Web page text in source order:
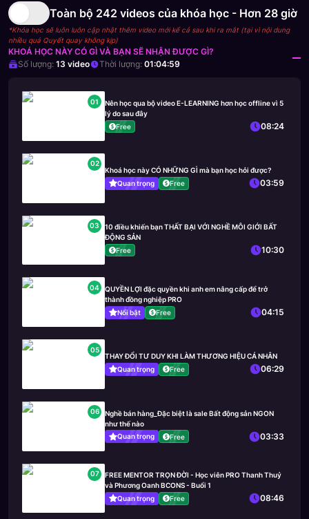
Toàn bộ 242 videos của khóa học - Hơn 28 giờ
*Khóa học sẽ luôn luôn cập nhật thêm video mới kể cả sau khi ra mắt (tại vì nội dung
nhiều quá Quyết quay không kịp)
KHOÁ HỌC NÀY CÓ GÌ VÀ BẠN SẼ NHẬN ĐƯỢC GÌ?
Số lượng: 13 video Thời lượng: 01:04:59
01
Nên học qua bộ video E-LEARNING hơn học offline vì 5
lý do sau đây
Free
08:24
02
Khoá học này CÓ NHỮNG GÌ mà bạn học hỏi được?
Quan trọng
Free 03:59
03
10 điều khiến bạn THẤT BẠI VỚI NGHỀ MÔI GIỚI BẤT
ĐỘNG SẢN
Free
10:30
04
QUYỀN LỢI đặc quyền khi anh em nâng cấp để trở
thành đồng nghiệp PRO
Nổi bật
Free 04:15
05
THAY ĐỔI TƯ DUY KHI LÀM THƯƠNG HIỆU CÁ NHÂN
Quan trọng
Free 06:29
06
Nghề bán hàng_Đặc biệt là sale Bất động sản NGON
như thế nào
Quan trọng
Free 03:33
07
FREE MENTOR TRỌN ĐỜI - Học viên PRO Thanh Thuỷ
và Phương Oanh BCONS - Buổi 1
Quan trọng
Free 08:46